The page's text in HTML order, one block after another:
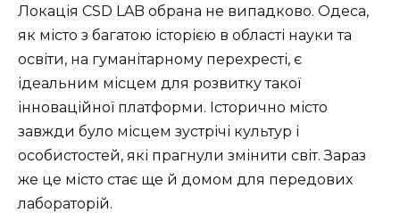
Локація CSD LAB обрана не випадково. Одеса,
як місто з багатою історією в області науки та
освіти, на гуманітарному перехресті, є
ідеальним місцем для розвитку такої
інноваційної платформи. Історично місто
завжди було місцем зустрічі культур і
особистостей, які прагнули змінити світ. Зараз
же це місто стає ще й домом для передових
лабораторій.